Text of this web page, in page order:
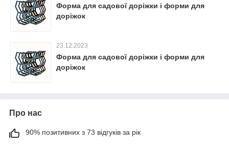
Форма для садової доріжки і форми для
доріжок
23.12.2023
Форма для садової доріжки і форми для
доріжок
Про нас
90% позитивних з 73 відгуків за рік